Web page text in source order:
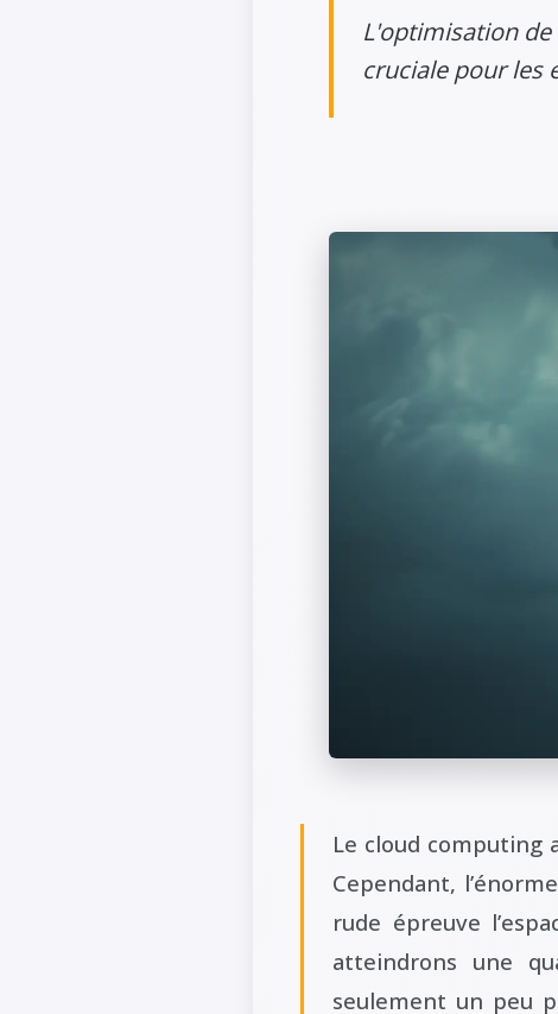
L'optimisation
cruciale pour les
Le cloud computing
Cependant,
rude épreuve
atteindrons une
seulement un peu